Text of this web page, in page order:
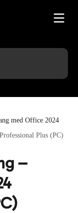
med Office 2024
Plus (PC)
–